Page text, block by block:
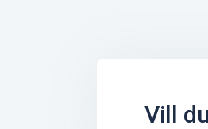
Vill